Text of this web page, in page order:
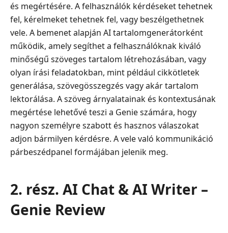
és megértésére. A felhasználók kérdéseket tehetnek
fel, kérelmeket tehetnek fel, vagy beszélgethetnek
vele. A bemenet alapján AI tartalomgenerátorként
működik, amely segíthet a felhasználóknak kiváló
minőségű szöveges tartalom létrehozásában, vagy
olyan írási feladatokban, mint például cikkötletek
generálása, szövegösszegzés vagy akár tartalom
lektorálása. A szöveg árnyalatainak és kontextusának
megértése lehetővé teszi a Genie számára, hogy
nagyon személyre szabott és hasznos válaszokat
adjon bármilyen kérdésre. A vele való kommunikáció
párbeszédpanel formájában jelenik meg.
2. rész. AI Chat & AI Writer –
Genie Review